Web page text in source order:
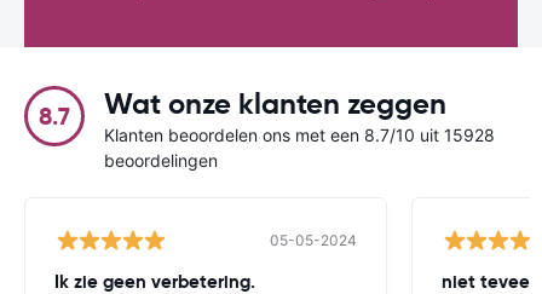
8.7 Wat onze klanten zeggen
Klanten beoordelen ons met een 8.7/10 uit 15928
beoordelingen
05-05-2024
Ik zie geen verbetering. niet teveel